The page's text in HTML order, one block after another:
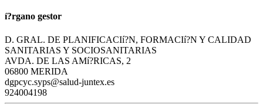
í?rgano gestor
D. GRAL. DE PLANIFICACIí?N, FORMACIí?N Y CALIDAD
SANITARIAS Y SOCIOSANITARIAS
AVDA. DE LAS AMí?RICAS, 2
06800 MERIDA
dgpcyc.syps@salud-juntex.es
924004198